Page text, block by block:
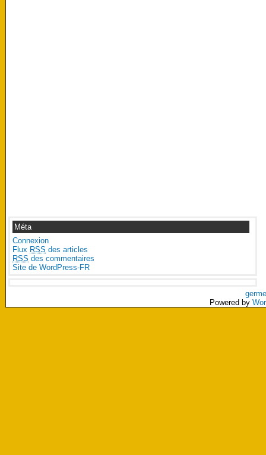
Méta
Connexion
Flux RSS des articles
RSS des commentaires
Site de WordPress-FR
Powered by